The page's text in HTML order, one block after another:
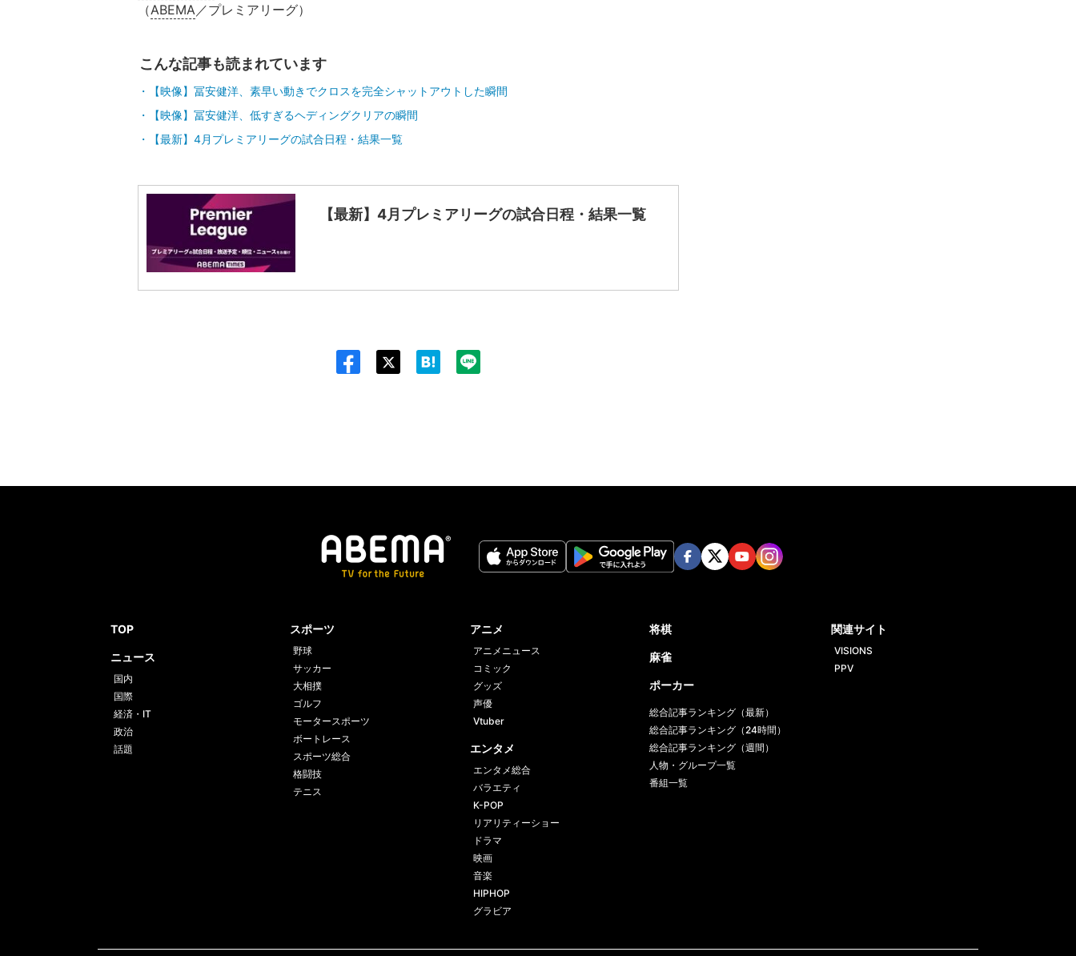
（ABEMA／プレミアリーグ）
こんな記事も読まれています
【映像】冨安健洋、素早い動きでクロスを完全シャットアウトした瞬間
【映像】冨安健洋、低すぎるヘディングクリアの瞬間
【最新】4月プレミアリーグの試合日程・結果一覧
【最新】4月プレミアリーグの試合日程・結果一覧
TOP
ニュース
国内
国際
経済・IT
政治
話題
スポーツ
野球
サッカー
大相撲
ゴルフ
モータースポーツ
ボートレース
スポーツ総合
格闘技
テニス
アニメ
アニメニュース
コミック
グッズ
声優
Vtuber
エンタメ
エンタメ総合
バラエティ
K-POP
リアリティーショー
ドラマ
映画
音楽
HIPHOP
グラビア
将棋
麻雀
ポーカー
総合記事ランキング（最新）
総合記事ランキング（24時間）
総合記事ランキング（週間）
人物・グループ一覧
番組一覧
関連サイト
VISIONS
PPV